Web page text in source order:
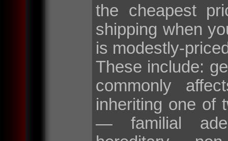
the cheapest
shipping when
is modestly-
These include:
commonly
inheriting one of
— familial